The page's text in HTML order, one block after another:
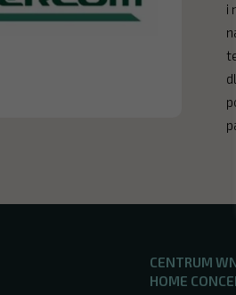
i
CENTRUM
HOME